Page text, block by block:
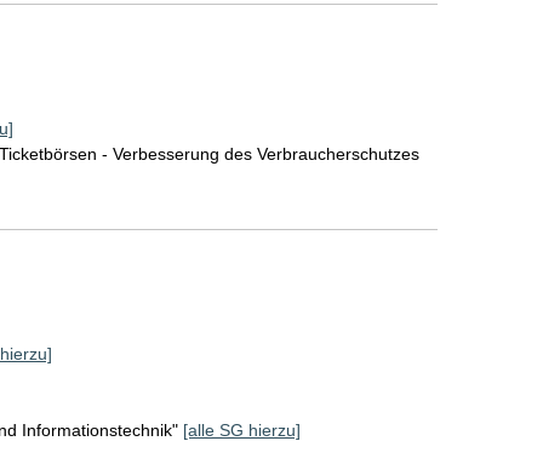
- Verbesserung des Verbraucherschutzes
Informationstechnik" [alle SG hierzu]